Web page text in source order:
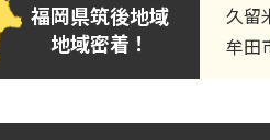
福岡県筑後地域
地域密着！
久留
牟田